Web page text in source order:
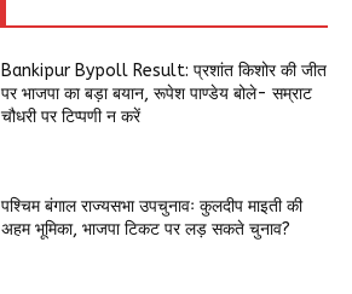
Bankipur Bypoll Result: प्रशांत किशोर की जीत
पर भाजपा का बड़ा बयान, रूपेश पाण्डेय बोले- सम्राट
चौधरी पर टिप्पणी न करें
पश्चिम बंगाल राज्यसभा उपचुनावः कुलदीप माइती की
अहम भूमिका, भाजपा टिकट पर लड़ सकते चुनाव?